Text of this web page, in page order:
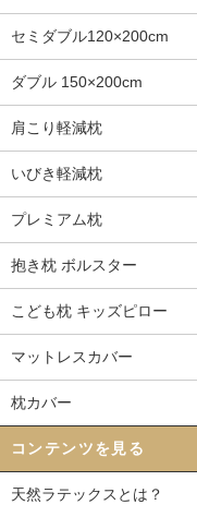
セミダブル120×200cm
ダブル 150×200cm
肩こり軽減枕
いびき軽減枕
プレミアム枕
抱き枕 ボルスター
こども枕 キッズピロー
マットレスカバー
枕カバー
コンテンツを見る
天然ラテックスとは？